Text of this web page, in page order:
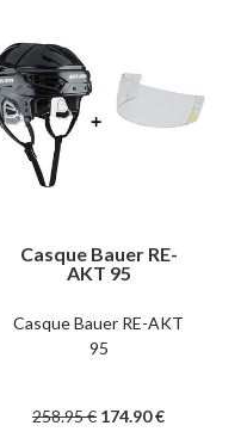
Casque Bauer RE-
AKT 95
Casque Bauer RE-AKT
95
258.95€ 174.90€